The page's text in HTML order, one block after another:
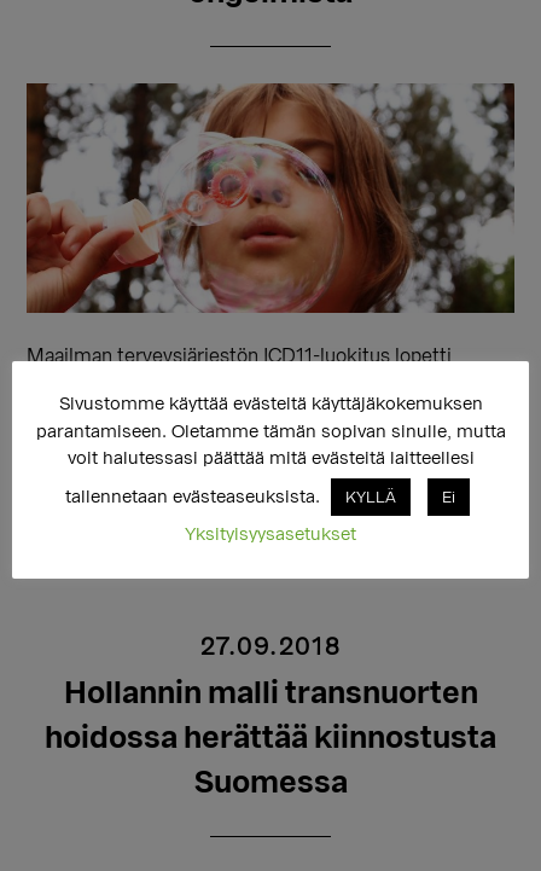
Maailman terveysjärjestön ICD11-luokitus lopetti
intersukupuolisuuden patologisointia.
27.09.2018
Hollannin malli transnuorten
hoidossa herättää kiinnostusta
Suomessa
Sivustomme käyttää evästeitä käyttäjäkokemuksen
parantamiseen. Oletamme tämän sopivan sinulle, mutta
voit halutessasi päättää mitä evästeitä laitteellesi
tallennetaan evästeaseuksista. KYLLÄ Ei
Yksityisyysasetukset